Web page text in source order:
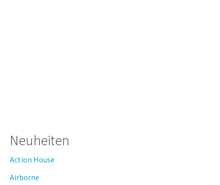
Neuheiten
Action House
Airborne